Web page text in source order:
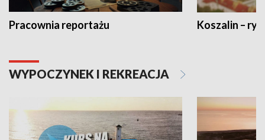
Pracownia reportażu Koszalin –
WYPOCZYNEK I REKREACJA